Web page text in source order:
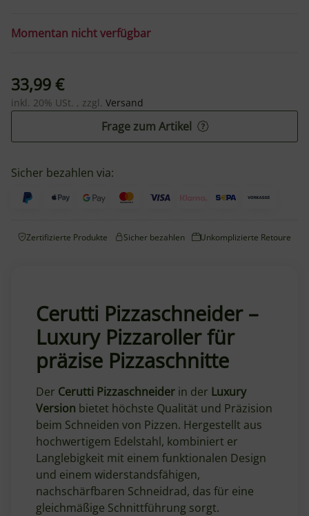
Momentan nicht verfügbar
33,99 €
inkl. 20% USt. , zzgl. Versand
Frage zum Artikel
Sicher bezahlen via:
Zertifizierte Produkte Sicher bezahlen Unkomplizierte Retoure
Cerutti Pizzaschneider –
Luxury Pizzaroller für
präzise Pizzaschnitte
Der Cerutti Pizzaschneider in der Luxury
Version bietet höchste Qualität und Präzision
beim Schneiden von Pizzen. Hergestellt aus
hochwertigem Edelstahl, kombiniert er
Langlebigkeit mit einem funktionalen Design
und einem widerstandsfähigen,
nachschärfbaren Schneidrad, das für eine
gleichmäßige Schnittführung sorgt.